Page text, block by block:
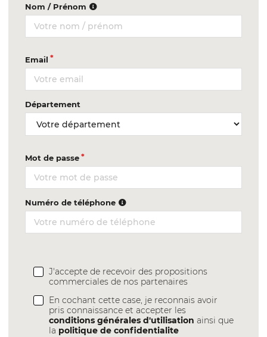
Nom / Prénom
Email
Département
Mot de passe
Numéro de téléphone
J'accepte de recevoir des propositions
commerciales de nos partenaires
En cochant cette case, je reconnais avoir
pris connaissance et accepter les
conditions générales d'utilisation ainsi que
la politique de confidentialite